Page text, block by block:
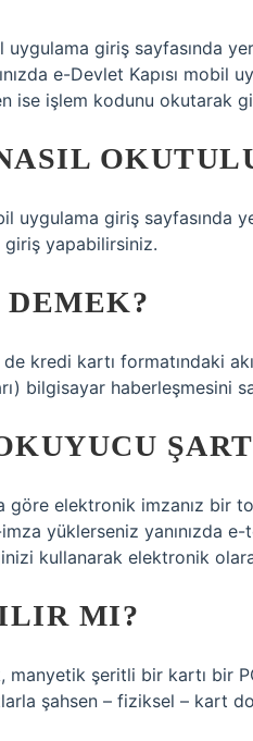
uygulama giriş sayfasında
e-Devlet Kapısı mobil
ise işlem kodunu okutarak
uygulama giriş sayfasında
giriş yapabilirsiniz.
kredi kartı formatındaki
bilgisayar haberleşmesini
göre elektronik imzanız bir
yüklerseniz yanınızda e-
kullanarak elektronik
MI?
manyetik şeritli bir kartı bir
şahsen – fiziksel – kart